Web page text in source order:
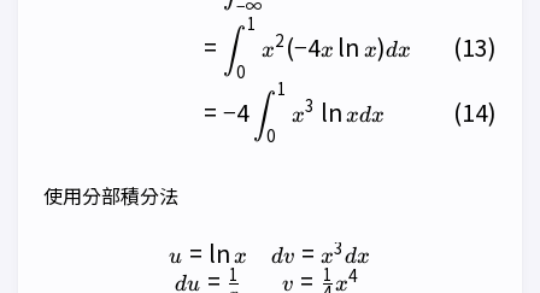
= ∫0
1
x2 (−4x ln x)dx
= −4 ∫0
1
x3 ln xdx
使用分部積分法
\begin{matrix} u=\ln x
u = ln x
du = 1
dv = x3dx
v = 1 x4